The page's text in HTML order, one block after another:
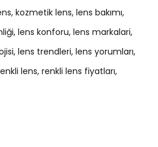
kozmetik lens lens bakımı
lens konforu lens markalari
lens trendleri lens yorumları
lens renkli lens fiyatları